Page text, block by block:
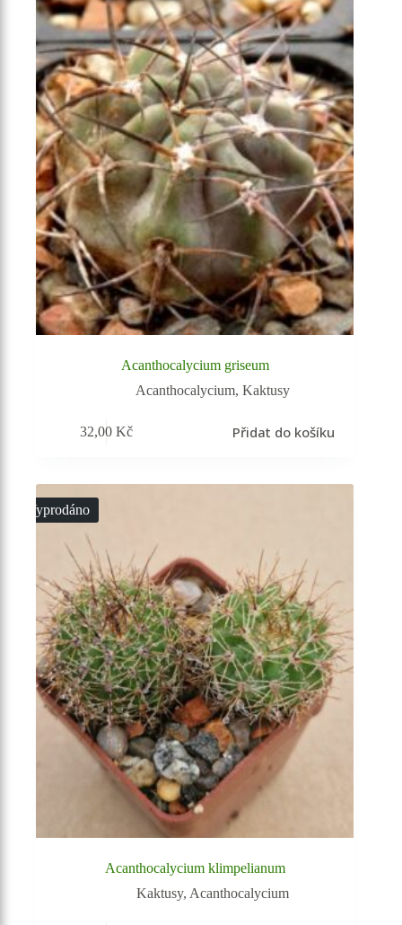
Acanthocalycium griseum
Acanthocalycium,Kaktusy
32,00Kč Přidat do košíku
Vyprodáno
Acanthocalycium klimpelianum
Kaktusy, Acanthocalycium